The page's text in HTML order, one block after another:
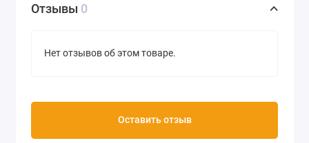
Отзывы 0
Нет отзывов об этом товаре.
Оставить отзыв